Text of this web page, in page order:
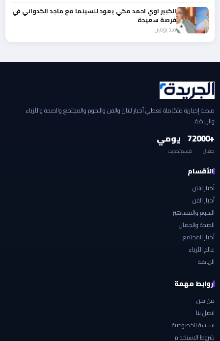
الكبير اوي احمد مكي يعود للسينما مع ماجد الكدواني في
فرصة سعيدة
منذ يومين
منصة إخبارية متكاملة تغطي أخبار لبنان والفن والنجوم والمجتمع والصحة والأزياء
والرياضة.
+2000
مقال
7
قسم
يومي
تحديث
الأقسام
أخبار لبنان
أخبار الفن
النجوم والمشاهير
الصحة والجمال
أخبار المجتمع
عالم الأزياء
الرياضة
روابط مهمة
من نحن
اتصل بنا
سياسة الخصوصية
شروط الاستخدام